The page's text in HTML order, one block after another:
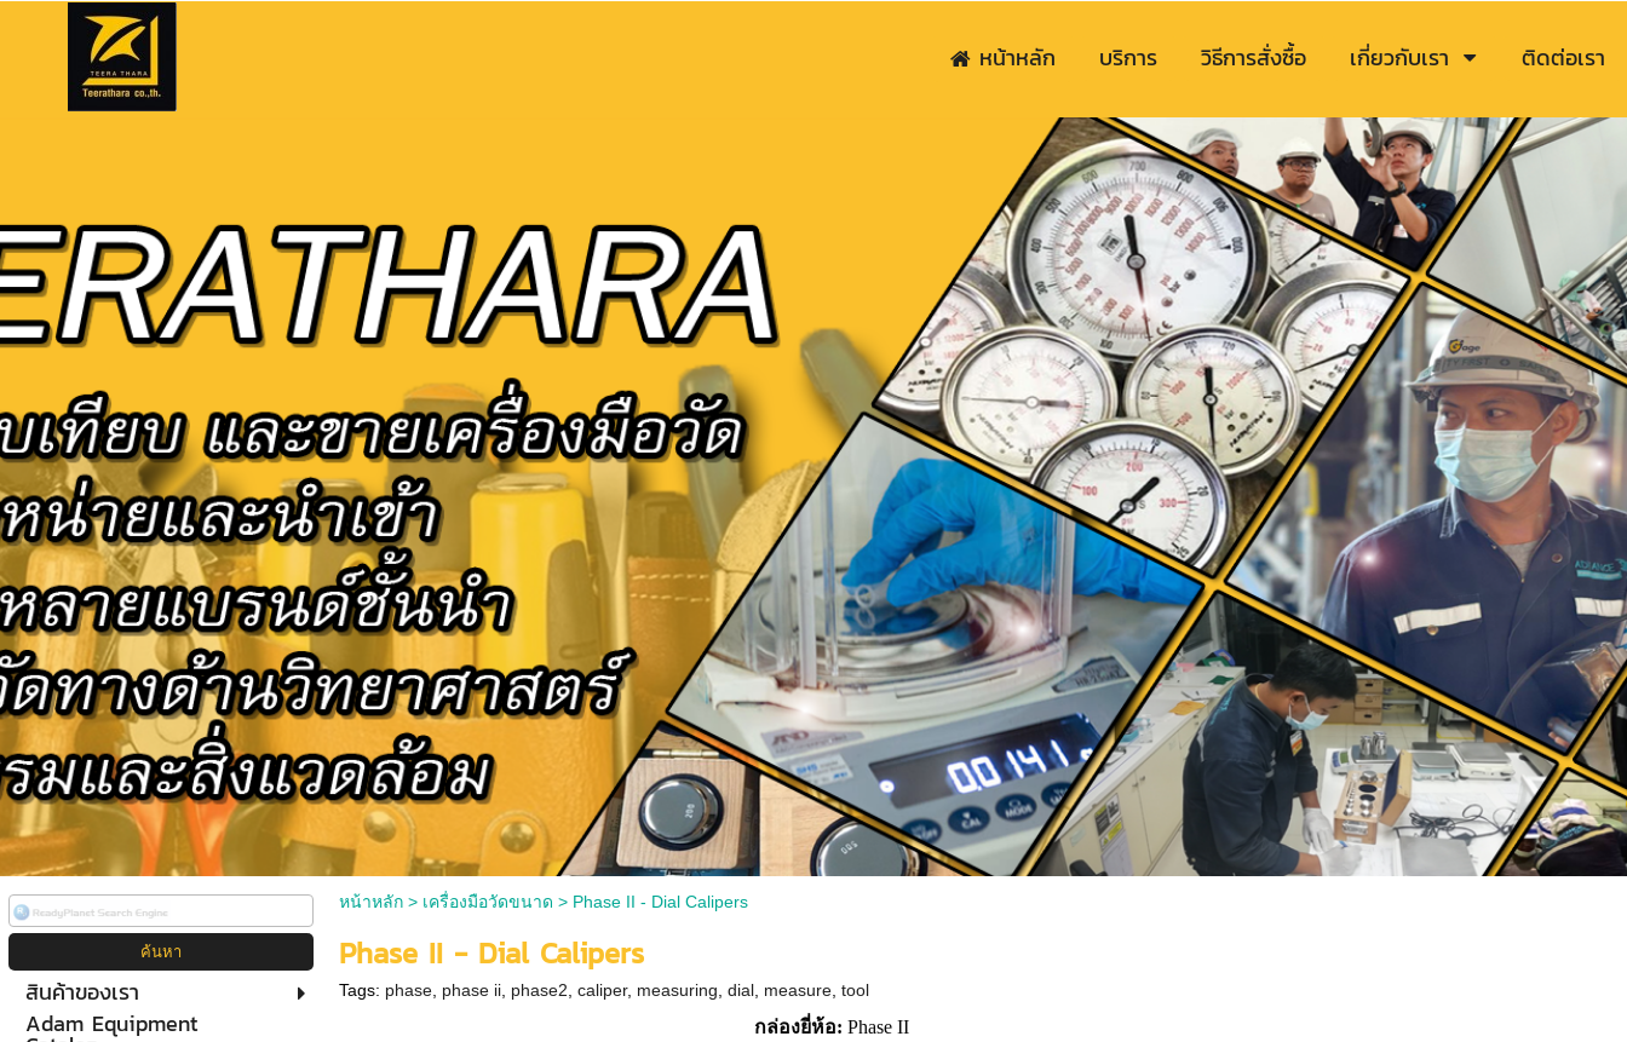
หน้าหลัก บริการ วิธีการสั่งซื้อ เกี่ยวกับเรา ติดต่อเรา
สินค้าของเรา
Adam Equipment
หน้าหลัก> เครื่องมือวัดขนาด > Phase II - Dial Calipers
Phase II - Dial Calipers
Tags: phase phase ii phase2 ,caliper, measuring ,dial measure ,tool
กล่องยี่ห้อ: Phase II